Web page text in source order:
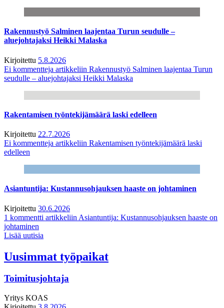
Rakennustyö Salminen laajentaa Turun seudulle –
aluejohtajaksi Heikki Malaska
Kirjoitettu 5.8.2026
Ei kommentteja artikkeliin Rakennustyö Salminen laajentaa Turun
seudulle – aluejohtajaksi Heikki Malaska
Rakentamisen työntekijämäärä laski edelleen
Kirjoitettu 22.7.2026
Ei kommentteja artikkeliin Rakentamisen työntekijämäärä laski
edelleen
Asiantuntija: Kustannusohjauksen haaste on johtaminen
Kirjoitettu 30.6.2026
1 kommentti artikkeliin Asiantuntija: Kustannusohjauksen haaste on
johtaminen
Lisää uutisia
Uusimmat työpaikat
Toimitusjohtaja
Yritys KOAS